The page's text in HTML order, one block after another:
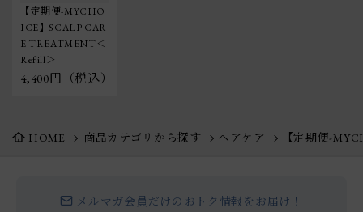
【定期便-MYCHO
ICE】SCALP CAR
E TREATMENT＜
Refill＞
4,400円（税込）
HOME 商品カテゴリから探す ヘアケア 【定期便-
メルマガ会員だけのおトク情報をお届け！